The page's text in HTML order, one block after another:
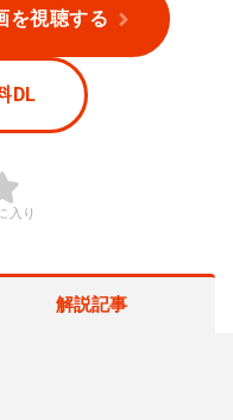
を視聴する
DL
入り
解説記事